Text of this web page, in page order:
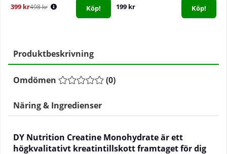
399 kr498 kr Köp! 199 kr Köp!
Produktbeskrivning
Omdömen (0)
Näring & Ingredienser
DY Nutrition Creatine Monohydrate är ett
högkvalitativt kreatintillskott framtaget för dig